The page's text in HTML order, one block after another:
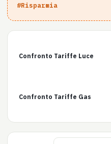
#Risparmia
Confronto Tariffe Luce
Confronto Tariffe Gas